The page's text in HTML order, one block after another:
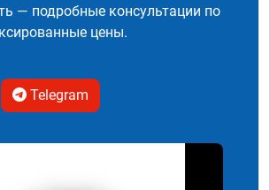
— подробные консультации по
цены.
Telegram